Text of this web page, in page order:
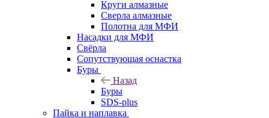
Круги алмазные
Сверла алмазные
Полотна для МФИ
Насадки для МФИ
Свёрла
Сопутствующая оснастка
Буры
Назад
Буры
SDS-plus
Пайка и наплавка